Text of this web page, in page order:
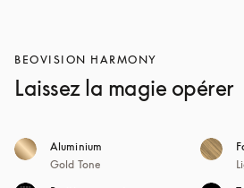
BEOVISION HARMONY
Laissez la magie opérer
Aluminium
Gold Tone